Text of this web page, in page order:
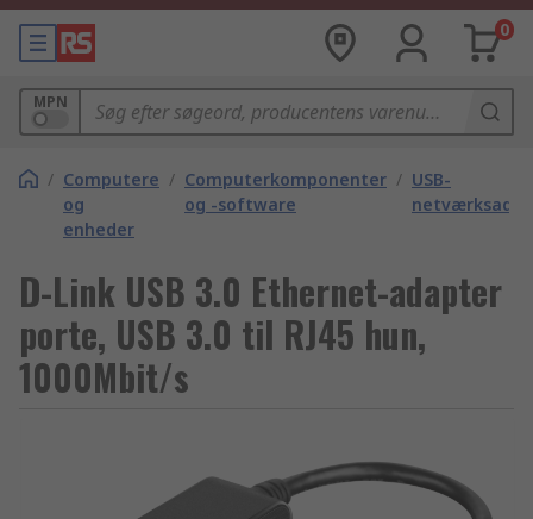
0
MPN
/ Computere
og
enheder
/ Computerkomponenter
og -software
/ USB-
D-Link USB 3.0 Ethernet-adapter
porte, USB 3.0 til RJ45 hun,
1000Mbit/s